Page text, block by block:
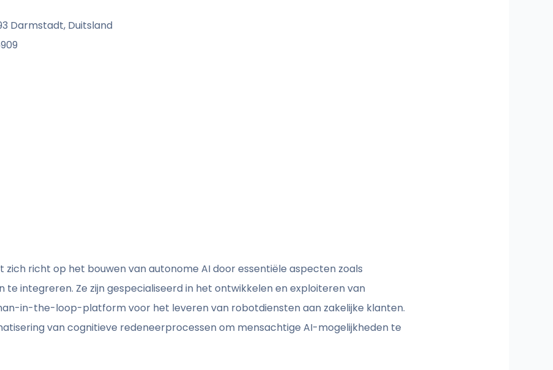
Darmstadt, Duitsland
zich richt op het bouwen van autonome AI door essentiële aspecten zoals
te integreren. Ze zijn gespecialiseerd in het ontwikkelen en exploiteren van
in-the-loop-platform voor het leveren van robotdiensten aan zakelijke klanten.
van cognitieve redeneerprocessen om mensachtige AI-mogelijkheden te